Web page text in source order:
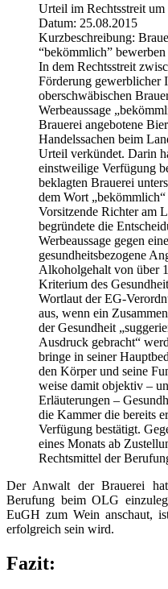
Urteil im Rechtsstreit
Datum: 25.08.2015
Kurzbeschreibung:
“bekömmlich” bewerben
In dem Rechtsstreit
Förderung gewerblicher
oberschwäbischen
Werbeaussage
Brauerei angebotene
Handelssachen beim
Urteil verkündet. Darin
einstweilige Verfügung
beklagten Brauerei
dem Wort
Vorsitzende Richter am
begründete die
Werbeaussage gegen
gesundheitsbezogene
Alkoholgehalt von über
Kriterium des
Wortlaut der EG-
aus, wenn ein
der Gesundheit
Ausdruck gebracht“
bringe in seiner
den Körper und seine
weise damit objektiv –
Erläuterungen –
die Kammer die bereits
Verfügung bestätigt.
eines Monats ab
Rechtsmittel der
Der Anwalt der Brauerei
Berufung beim OLG
EuGH zum Wein anschaut,
erfolgreich sein wird.
Fazit: